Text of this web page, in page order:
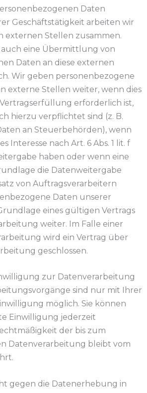
Daten
Geschäftstätigkeit arbeiten wir
externen Stellen zusammen.
auch eine Übermittlung von
Daten an diese externen
Wir geben personenbezogene
externe Stellen weiter, wenn dies
erforderlich ist,
hierzu verpflichtet sind (z. B.
an Steuerbehörden), wenn
Interesse nach Art. 6 Abs. 1 lit. f
haben oder wenn eine
die Datenweitergabe
von Auftragsverarbeitern
Daten unserer
eines gültigen Vertrags
weiter. Im Falle einer
wird ein Vertrag über
geschlossen.
zur Datenverarbeitung
sind nur mit Ihrer
möglich. Sie können
Einwilligung jederzeit
der bis zum
Datenverarbeitung bleibt vom
gegen die Datenerhebung in